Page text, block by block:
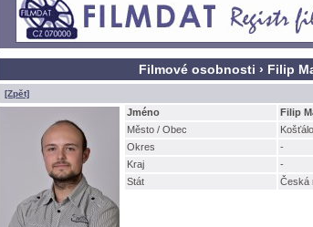
Filmové osobnosti › Filip
[Zpět]
Jméno
Filip
Město / Obec
Okres
-
Kraj
-
Stát
Česká